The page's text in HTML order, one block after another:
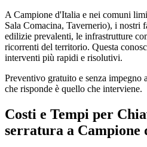
A Campione d'Italia e nei comuni
Sala Comacina, Tavernerio), i nostri
edilizie prevalenti, le infrastrutture
ricorrenti del territorio. Questa
interventi più rapidi e risolutivi.
Preventivo gratuito e senza
che risponde è quello che interviene.
Costi e Tempi per
serratura a Campione